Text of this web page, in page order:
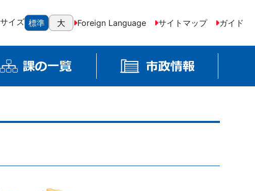
イズ 標準 大 Foreign Language サイトマップ ガイド